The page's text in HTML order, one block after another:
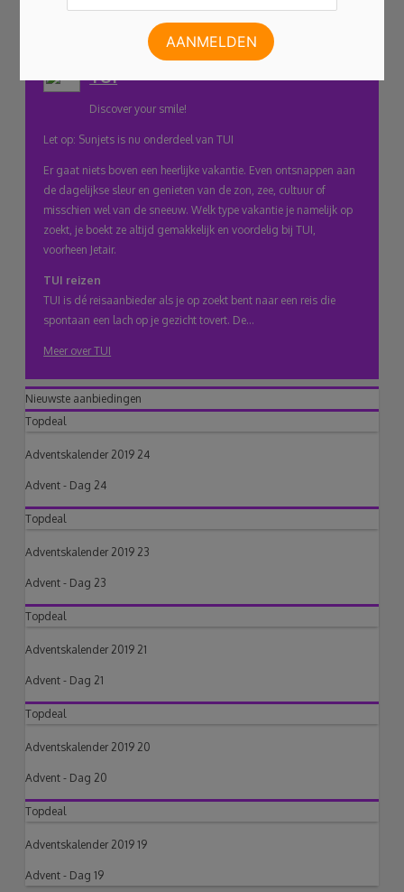
naar
Aanbevolen door Goedkoop.be
TUI
Discover your smile!
Let op: Sunjets is nu onderdeel van TUI
Er gaat niets boven een heerlijke vakantie. Even ontsnappen aan
de dagelijkse sleur en genieten van de zon, zee, cultuur of
misschien wel van de sneeuw. Welk type vakantie je namelijk op
zoekt, je boekt ze altijd gemakkelijk en voordelig bij TUI,
voorheen Jetair.
TUI reizen
TUI is dé reisaanbieder als je op zoekt bent naar een reis die
spontaan een lach op je gezicht tovert. De...
Meer over TUI
Nieuwste aanbiedingen
Topdeal
Adventskalender 2019 24
Advent - Dag 24
Topdeal
Adventskalender 2019 23
Advent - Dag 23
Topdeal
Adventskalender 2019 21
Advent - Dag 21
Topdeal
Adventskalender 2019 20
Advent - Dag 20
Topdeal
Adventskalender 2019 19
Advent - Dag 19